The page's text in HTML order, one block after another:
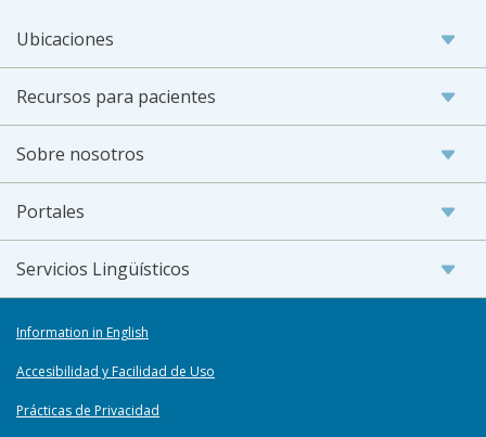
Ubicaciones
Recursos para pacientes
Sobre nosotros
Portales
Servicios Lingüísticos
Information in English
Accesibilidad y Facilidad de Uso
Prácticas de Privacidad